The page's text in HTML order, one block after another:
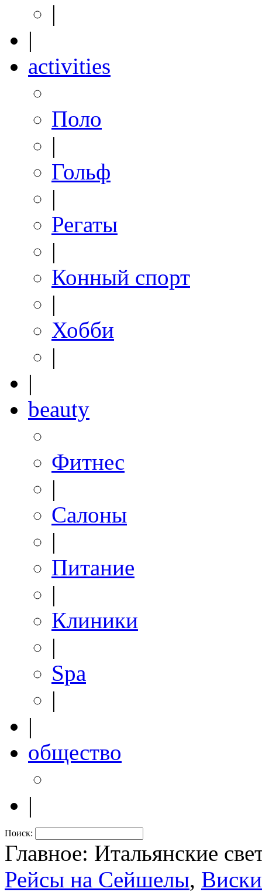
|
|
activities
Поло
|
Гольф
|
Регаты
|
Конный спорт
|
Хобби
|
|
beauty
Фитнес
|
Салоны
|
Питание
|
Клиники
|
Spa
|
|
общество
|
Поиск:
Главное: Итальянские
Рейсы на Сейшелы,